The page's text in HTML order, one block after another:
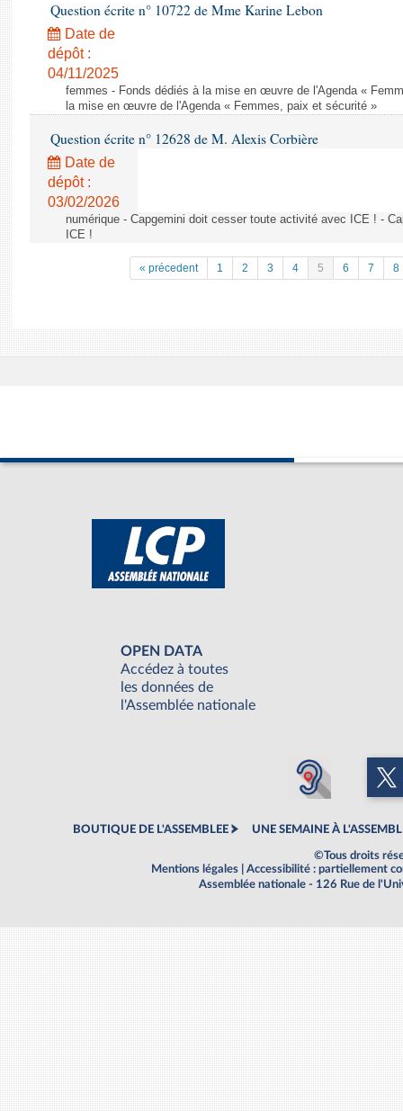
Question écrite n° 10722 de Mme Karine Lebon
Date de
dépôt :
04/11/2025
femmes - Fonds dédiés à la mise en œuvre de l'Agenda «
la mise en œuvre de l'Agenda « Femmes, paix et sécurité »
Question écrite n° 12628 de M. Alexis Corbière
Date de
dépôt :
03/02/2026
numérique - Capgemini doit cesser toute activité avec ICE ! -
ICE !
« précedent 1 2 3 4 5 6 7 8
OPEN DATA
Accédez à toutes
les données de
l'Assemblée nationale
BOUTIQUE DE L'ASSEMBLEE UNE SEMAINE À
©Tous droits
Mentions légales
Accessibilité : partiellement
Assemblée nationale - 126 Rue de